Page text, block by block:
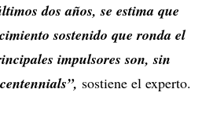
dos años, se estima que
sostenido que ronda el
impulsores son, sin
sostiene el experto.